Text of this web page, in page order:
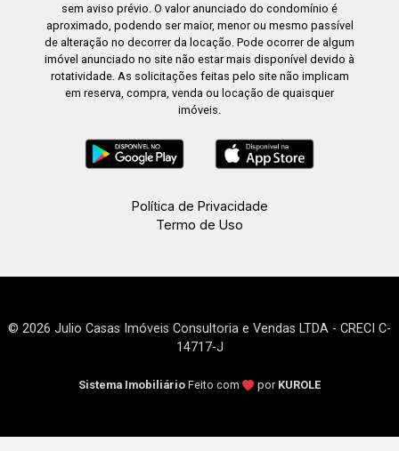
sem aviso prévio. O valor anunciado do condomínio é
aproximado, podendo ser maior, menor ou mesmo passível
de alteração no decorrer da locação. Pode ocorrer de algum
imóvel anunciado no site não estar mais disponível devido à
rotatividade. As solicitações feitas pelo site não implicam
em reserva, compra, venda ou locação de quaisquer
imóveis.
Política de Privacidade
Termo de Uso
© 2026 Julio Casas Imóveis Consultoria e Vendas LTDA - CRECI C-
14717-J
Sistema Imobiliário Feito com por KUROLE